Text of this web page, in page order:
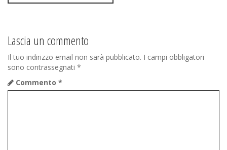
Lascia un commento
Il tuo indirizzo email non sarà pubblicato. I campi obbligatori
sono contrassegnati *
Commento *